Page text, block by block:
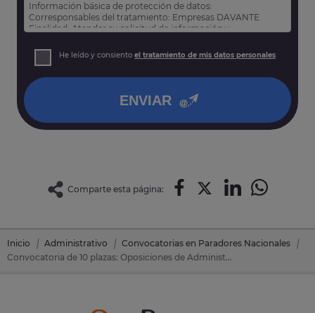
Información básica de protección de datos:
Corresponsables del tratamiento: Empresas DAVANTE
Finalidad: Atender su solicitud de información y
Derechos: Puede acceder, rectificar y suprimir sus datos,
así como otros derechos tal y como se explica en nuestra
He leído y consiento el tratamiento de mis datos personales
ENVIAR
Comparte esta página:
Inicio Administrativo
Convocatorias en Paradores Nacionales
Convocatoria de 10 plazas: Oposiciones de Administrativo en Paradores Nacionales